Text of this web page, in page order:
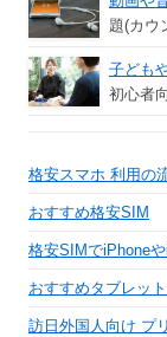
題(カウ
子ども
初心者
格安スマホ 利用の
おすすめ格安SIM
格安SIMでiPhone
おすすめタブレッ
訪日外国人向け プ